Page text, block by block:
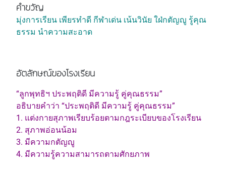
คำขวัญ
มุ่งการเรียน เพียรทำดี กีฬาเด่น เน้นวินัย ใฝ่กตัญญู รู้คุณ
ธรรม นำความสะอาด
อัตลักษณ์ของโรงเรียน
“ลูกพุทธิฯ ประพฤติดี มีความรู้ คู่คุณธรรม”
อธิบายคำว่า “ประพฤติดี มีความรู้ คู่คุณธรรม”
1. แต่งกายสุภาพเรียบร้อยตามกฎระเบียบของโรงเรียน
2. สุภาพอ่อนน้อม
3. มีความกตัญญู
4. มีความรู้ความสามารถตามศักยภาพ